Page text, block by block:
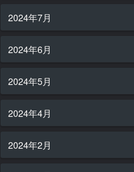
2024年7月
2024年6月
2024年5月
2024年4月
2024年2月